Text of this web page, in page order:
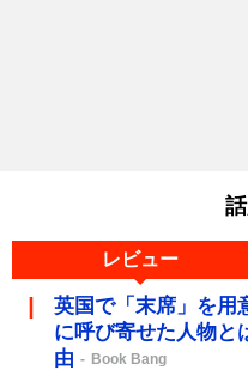
レビュー
英国で「末席」を用
に呼び寄せた人物
由
Book Bang